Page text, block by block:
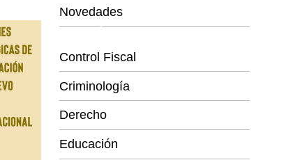
Novedades
Categorías
Control Fiscal
Criminología
Derecho
Educación